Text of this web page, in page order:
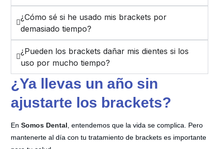
¿Cómo sé si he usado mis brackets por
demasiado tiempo?
¿Pueden los brackets dañar mis dientes si los
uso por mucho tiempo?
¿Ya llevas un año sin
ajustarte los brackets?
En Somos Dental , entendemos que la vida se complica. Pero
mantenerte al día con tu tratamiento de brackets es importante